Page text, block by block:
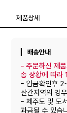
제품상세
배송안내
-주문하신 제
송 상황에 따라
- 입금확인후
산간지역의 경
- 제주도 및 도
과금될 수 있습